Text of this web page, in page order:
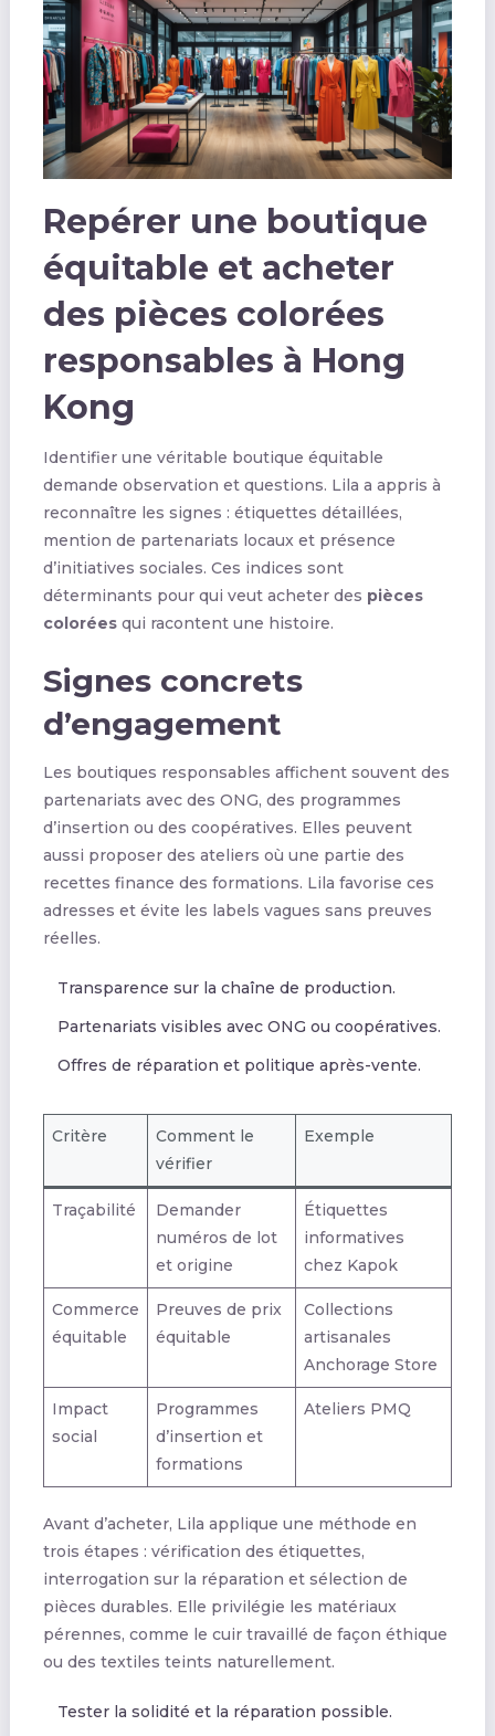
Repérer une boutique
équitable et acheter
des pièces colorées
responsables à Hong
Kong
Identifier une véritable boutique équitable
demande observation et questions. Lila a appris à
reconnaître les signes : étiquettes détaillées,
mention de partenariats locaux et présence
d’initiatives sociales. Ces indices sont
déterminants pour qui veut acheter des pièces
coloréesqui racontent une histoire.
Signes concrets
d’engagement
Les boutiques responsables affichent souvent des
partenariats avec des ONG, des programmes
d’insertion ou des coopératives. Elles peuvent
aussi proposer des ateliers où une partie des
recettes finance des formations. Lila favorise ces
adresses et évite les labels vagues sans preuves
réelles.
Transparence sur la chaîne de production.
Partenariats visibles avec ONG ou coopératives.
Offres de réparation et politique après-vente.
Critère
Comment le
vérifier
Exemple
Traçabilité
Demander
numéros de lot
et origine
Étiquettes
informatives
chez Kapok
Commerce
équitable
Preuves de prix
équitable
Collections
artisanales
Anchorage Store
Impact
social
Programmes
d’insertion et
formations
Ateliers PMQ
Avant d’acheter, Lila applique une méthode en
trois étapes : vérification des étiquettes,
interrogation sur la réparation et sélection de
pièces durables. Elle privilégie les matériaux
pérennes, comme le cuir travaillé de façon éthique
ou des textiles teints naturellement.
Tester la solidité et la réparation possible.